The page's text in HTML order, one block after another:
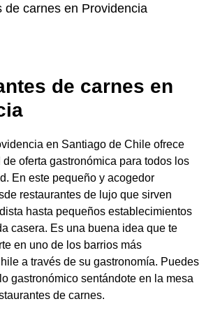
de carnes en
en Santiago de Chile ofrece
oferta gastronómica para todos los
En este pequeño y acogedor
restaurantes de lujo que sirven
hasta pequeños establecimientos
casera. Es una buena idea que te
en uno de los barrios más
a través de su gastronomía. Puedes
gastronómico sentándote en la mesa
de carnes.